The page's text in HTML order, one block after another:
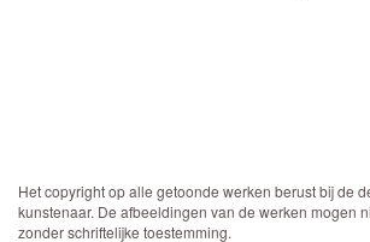
Het copyright op alle getoonde werken berust bij de
kunstenaar. De afbeeldingen van de werken mogen
zonder schriftelijke toestemming.